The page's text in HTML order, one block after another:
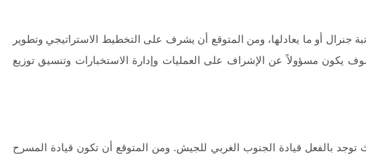
جنرال أو ما يعادلها، ومن المتوقع أن يشرف على التخطيط الاستراتيجي وتطوير
يكون مسؤولاً عن الإشراف على العمليات وإدارة الاستخبارات وتنسيق توزيع
توجد بالفعل قيادة الجنوب الغربي للجيش. ومن المتوقع أن تكون قيادة المسرح